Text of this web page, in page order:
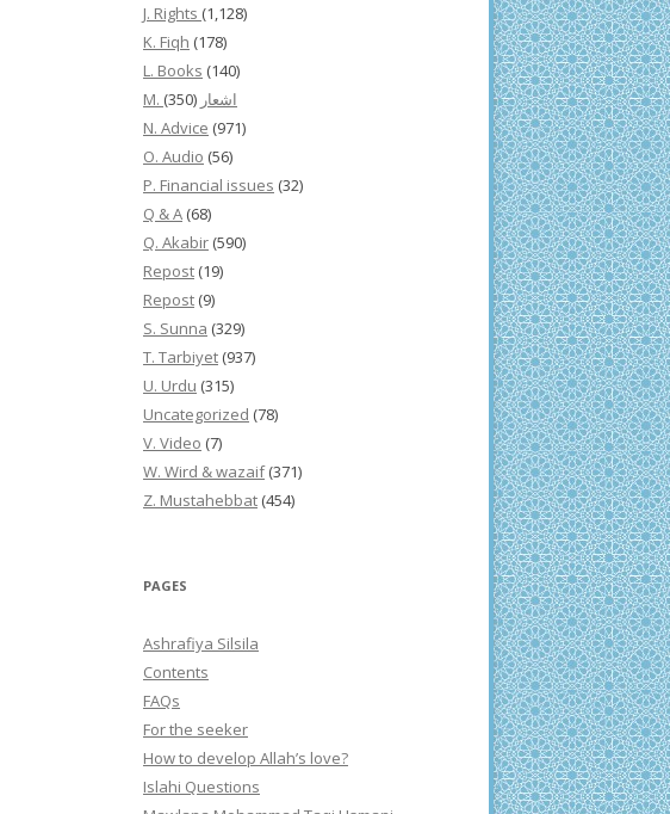
J. Rights (1,128)
K. Fiqh (178)
L. Books (140)
M. اشعار (350)
N. Advice (971)
O. Audio (56)
P. Financial issues (32)
Q & A (68)
Q. Akabir (590)
Repost (19)
Repost (9)
S. Sunna (329)
T. Tarbiyet (937)
U. Urdu (315)
Uncategorized (78)
V. Video (7)
W. Wird & wazaif(371)
Z. Mustahebbat (454)
PAGES
Ashrafiya Silsila
Contents
FAQs
For the seeker
How to develop Allah’s love?
Islahi Questions